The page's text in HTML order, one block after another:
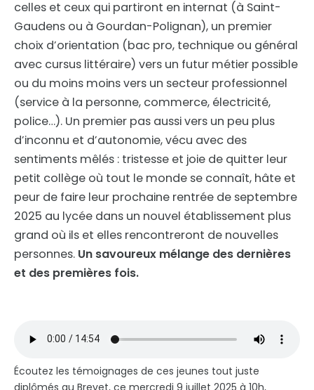
celles et ceux qui partiront en internat (à Saint-
Gaudens ou à Gourdan-Polignan), un premier
choix d’orientation (bac pro, technique ou général
avec cursus littéraire) vers un futur métier possible
ou du moins moins vers un secteur professionnel
(service à la personne, commerce, électricité,
police…). Un premier pas aussi vers un peu plus
d’inconnu et d’autonomie, vécu avec des
sentiments mêlés : tristesse et joie de quitter leur
petit collège où tout le monde se connaît, hâte et
peur de faire leur prochaine rentrée de septembre
2025 au lycée dans un nouvel établissement plus
grand où ils et elles rencontreront de nouvelles
personnes. Un savoureux mélange des dernières
et des premières fois.
Écoutez les témoignages de ces jeunes tout juste
diplômés au Brevet, ce mercredi 9 juillet 2025 à 10h,